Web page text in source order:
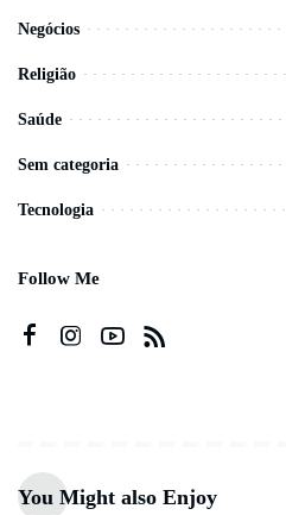
Negócios
Religião
Saúde
Sem categoria
Tecnologia
Follow Me
You Might also Enjoy